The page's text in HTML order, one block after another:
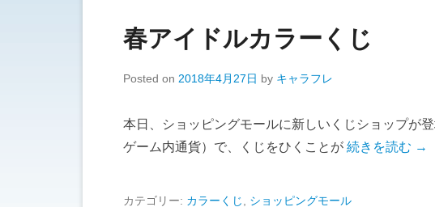
春アイドルカラーくじ
Posted on 2018年4月27日 by キャラフレ
本日、ショッピングモールに新しいくじショップが
ゲーム内通貨）で、くじをひくことが 続きを読む →
カテゴリー: カラーくじ ショッピングモール